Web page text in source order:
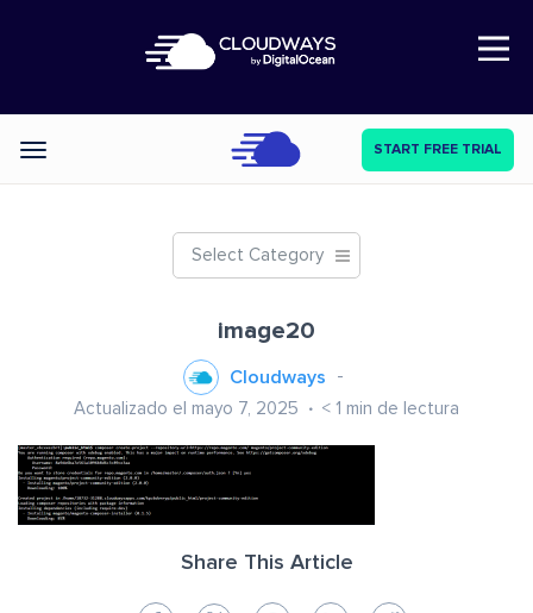
Open Nav
Categories START FREE TRIAL
Select Category
image20
Cloudways
Actualizado el mayo 7, 2025 < 1 min de lectura
Share This Article